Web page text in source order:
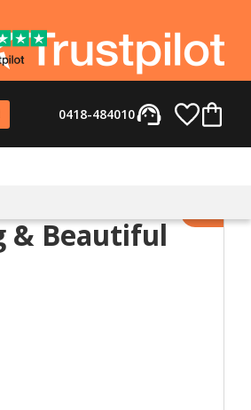
support_agent
0418-484010
& Beautiful
Lägg